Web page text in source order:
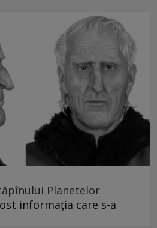
Planetelor
informaţia care s-a